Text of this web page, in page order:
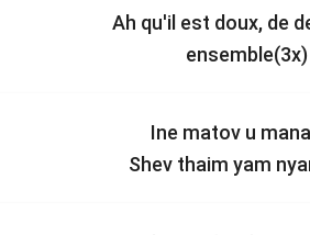
Ah qu'il est doux, de
ensemble(3x)
Ine matov u
Shev thaim yam